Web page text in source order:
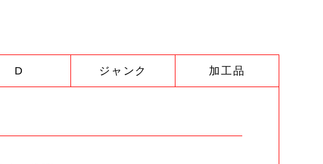
D ジャンク 加工品